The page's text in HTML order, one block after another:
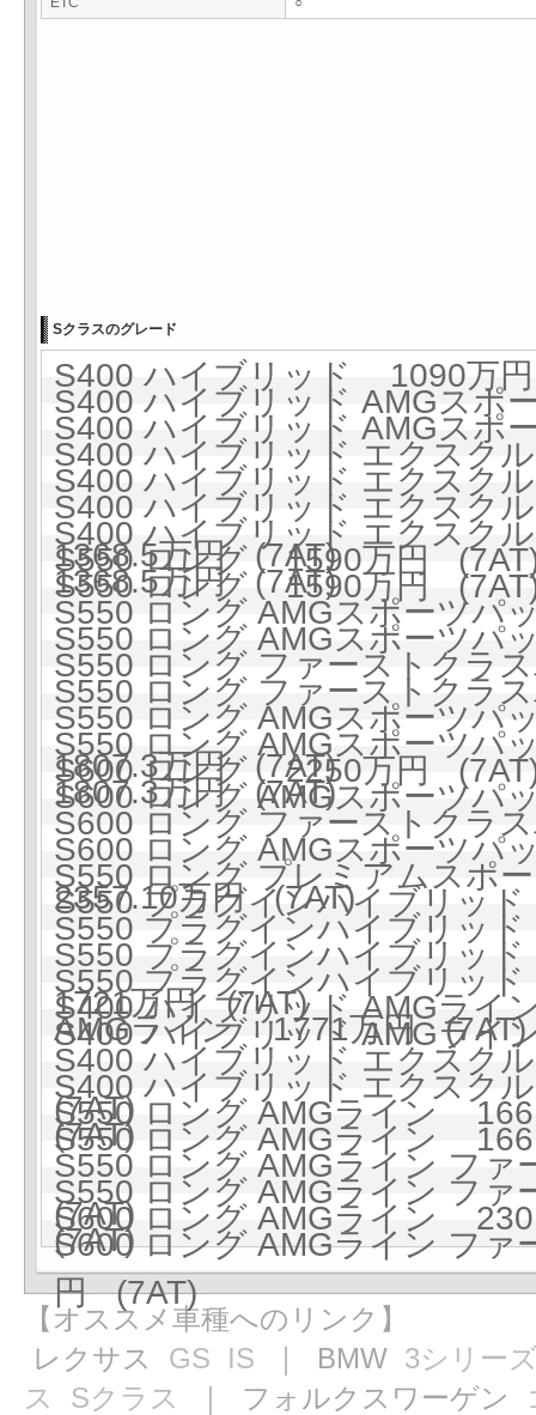
Sクラスのグレード
S400 ハイブリッド 1090万
S400 ハイブリッド AMGス
S400 ハイブリッド AMGス
S400 ハイブリッド エクス
S400 ハイブリッド エクス
S400 ハイブリッド エクスク
1368.5万円 (7AT)
S400 ハイブリッド エクスク
1368.5万円 (7AT)
S550 ロング 1590万円
S550 ロング 1590万円
S550 ロング AMGスポーツ
S550 ロング AMGスポーツ
S550 ロング ファーストク
S550 ロング ファーストク
S550 ロング AMGスポーツ
1807.3万円 (7AT)
S550 ロング AMGスポーツ
1807.3万円 (7AT)
S600 ロング 2250万円
S600 ロング AMGスポーツ
S600 ロング ファーストク
S600 ロング AMGスポーツ
2357.10万円 (7AT)
S550 ロング プレミアムス
S550 プラグインハイブリッ
S550 プラグインハイブリッ
S550 プラグインハイブリッ
1721万円 (7AT)
S550 プラグインハイブリッ
AMGライン 1771万円 (7AT)
S400 ハイブリッド AMGラ
S400 ハイブリッド AMGラ
S400 ハイブリッド エクス
(7AT)
S400 ハイブリッド エクス
(7AT)
S550 ロング AMGライン
S550 ロング AMGライン
S550 ロング AMGライン フ
(7AT)
S550 ロング AMGライン フ
(7AT)
S600 ロング AMGライン
S600 ロング AMGライン フ
円 (7AT)
【オススメ車種へのリンク】
レクサス GS IS ｜ BMW 3シリー
ス
Sクラス ｜ フォルクスワーゲン